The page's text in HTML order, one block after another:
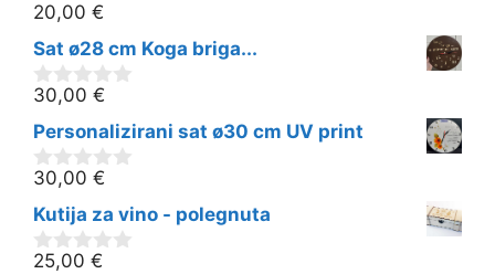
0
o
d
5
20,00 €
Sat ø28 cm Koga briga...
0
o
d
5
30,00 €
Personalizirani sat ø30 cm UV print
0
o
d
5
30,00 €
Kutija za vino - polegnuta
0
25,00 €